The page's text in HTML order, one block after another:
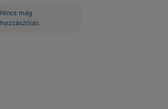
Nincs még
hozzászólás.